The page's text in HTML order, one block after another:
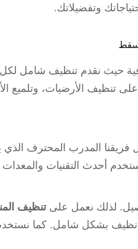
وتفضيلاتك.
حيث نقدم تنظيف
تنظيف الأرضيات، وتلميع
المدرب المحترف الذي
نستخدم أحدث التقنيات
لذلك نعمل علىتنظيف
بشكل شامل. كما نستخدم